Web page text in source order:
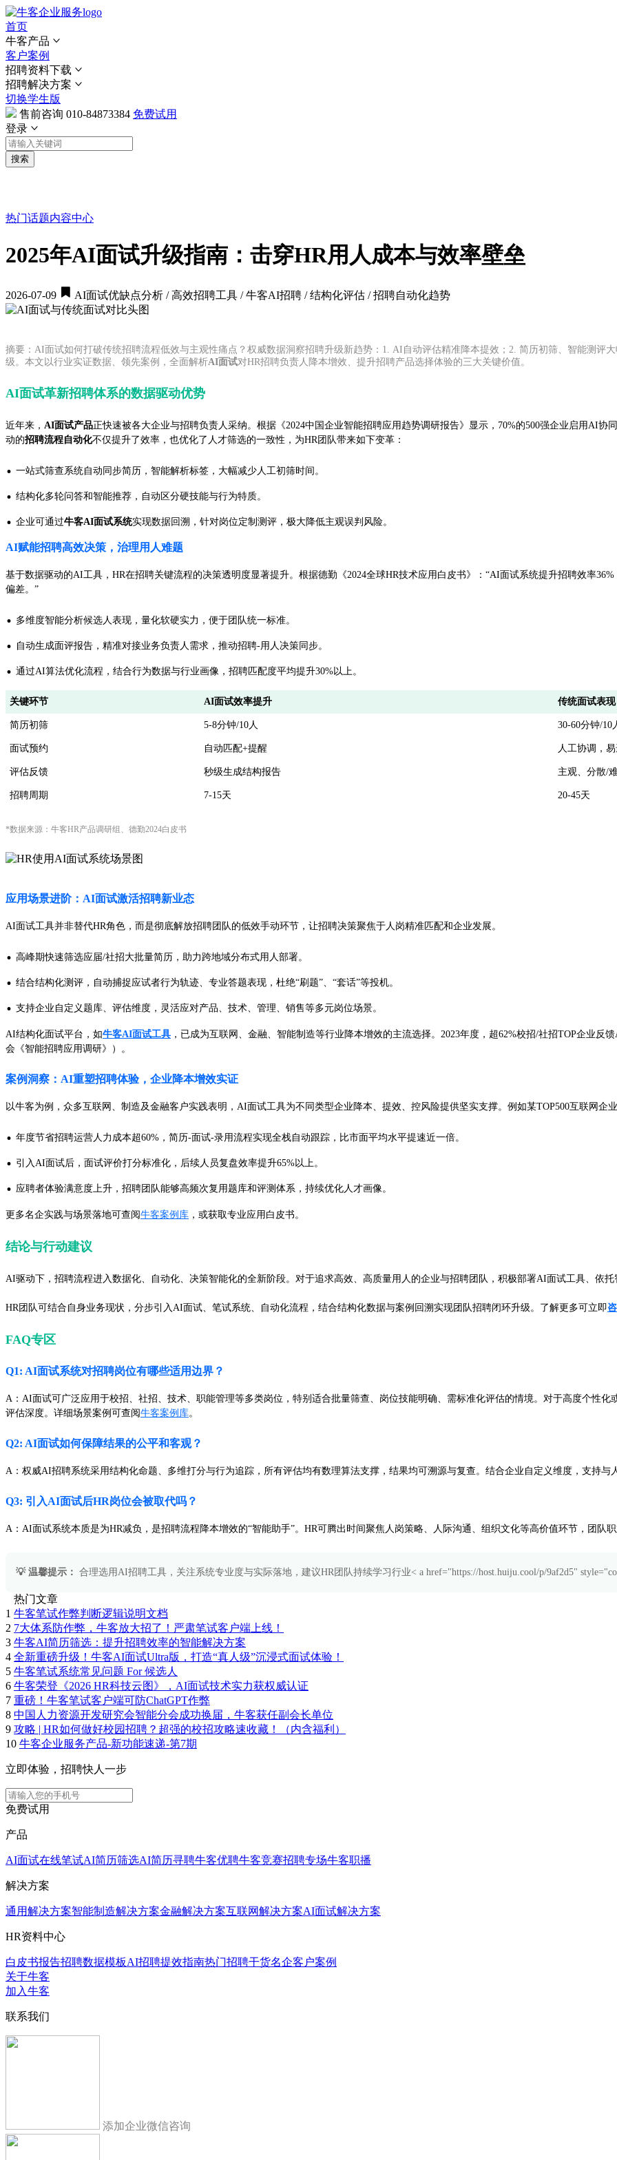
首页
牛客产品
客户案例
招聘资料下载
招聘解决方案
切换学生版
售前咨询 010-84873384 免费试用
登录
搜索
热门话题内容中心
2025年AI面试升级指南：击穿HR用人成本与效率壁垒
2026-07-09 AI面试优缺点分析 / 高效招聘工具 / 牛客AI招聘 / 结构化评估 / 招聘自动化趋势
摘要：AI面试如何打破传统招聘流程低效与主观性痛点？权威数据洞察招聘升级新趋势：1. AI自动评估精准降本提效；2. 简历初筛、智能测评
级。本文以行业实证数据、领先案例，全面解析AI面试对HR招聘负责人降本增效、提升招聘产品选择体验的三大关键价值。
AI面试革新招聘体系的数据驱动优势
近年来， AI面试产品正快速被各大企业与招聘负责人采纳。根据《2024中国企业智能招聘应用趋势调研报告》显示，70%的500强企业启用AI协
动的招聘流程自动化不仅提升了效率，也优化了人才筛选的一致性，为HR团队带来如下变革：
· 一站式筛查系统自动同步简历，智能解析标签，大幅减少人工初筛时间。
· 结构化多轮问答和智能推荐，自动区分硬技能与行为特质。
· 企业可通过牛客AI面试系统实现数据回溯，针对岗位定制测评，极大降低主观误判风险。
AI赋能招聘高效决策，治理用人难题
基于数据驱动的AI工具，HR在招聘关键流程的决策透明度显著提升。根据德勤《2024全球HR技术应用白皮书》：“AI面试系统提升招聘效率
偏差。”
· 多维度智能分析候选人表现，量化软硬实力，便于团队统一标准。
· 自动生成面评报告，精准对接业务负责人需求，推动招聘-用人决策同步。
· 通过AI算法优化流程，结合行为数据与行业画像，招聘匹配度平均提升30%以上。
关键环节 AI面试效率提升 传统面试表现
简历初筛 5-8分钟/10人 30-60分钟/10
面试预约 自动匹配+提醒 人工协调，
评估反馈 秒级生成结构报告 主观、分散/
招聘周期 7-15天 20-45天
*数据来源：牛客HR产品调研组、德勤2024白皮书
应用场景进阶：AI面试激活招聘新业态
AI面试工具并非替代HR角色，而是彻底解放招聘团队的低效手动环节，让招聘决策聚焦于人岗精准匹配和企业发展。
· 高峰期快速筛选应届/社招大批量简历，助力跨地域分布式用人部署。
· 结合结构化测评，自动捕捉应试者行为轨迹、专业答题表现，杜绝“刷题”、“套话”等投机。
· 支持企业自定义题库、评估维度，灵活应对产品、技术、管理、销售等多元岗位场景。
AI结构化面试平台，如牛客AI面试工具 ，已成为互联网、金融、智能制造等行业降本增效的主流选择。2023年度，超62%校招/社招TOP企业
会《智能招聘应用调研》）。
案例洞察：AI重塑招聘体验，企业降本增效实证
以牛客为例，众多互联网、制造及金融客户实践表明，AI面试工具为不同类型企业降本、提效、控风险提供坚实支撑。例如某TOP500互联网企业
· 年度节省招聘运营人力成本超60%，简历-面试-录用流程实现全栈自动跟踪，比市面平均水平提速近一倍。
· 引入AI面试后，面试评价打分标准化，后续人员复盘效率提升65%以上。
· 应聘者体验满意度上升，招聘团队能够高频次复用题库和评测体系，持续优化人才画像。
更多名企实践与场景落地可查阅牛客案例库 ，或获取专业应用白皮书。
结论与行动建议
AI驱动下，招聘流程进入数据化、自动化、决策智能化的全新阶段。对于追求高效、高质量用人的企业与招聘团队，积极部署AI面试工具、依
HR团队可结合自身业务现状，分步引入AI面试、笔试系统、自动化流程，结合结构化数据与案例回溯实现团队招聘闭环升级。了解更多可立即
FAQ专区
Q1: AI面试系统对招聘岗位有哪些适用边界？
A：AI面试可广泛应用于校招、社招、技术、职能管理等多类岗位，特别适合批量筛查、岗位技能明确、需标准化评估的情境。对于高度个性
评估深度。详细场景案例可查阅牛客案例库。
Q2: AI面试如何保障结果的公平和客观？
A：权威AI招聘系统采用结构化命题、多维打分与行为追踪，所有评估均有数理算法支撑，结果均可溯源与复查。结合企业自定义维度，支持与
Q3: 引入AI面试后HR岗位会被取代吗？
A：AI面试系统本质是为HR减负，是招聘流程降本增效的“智能助手”。HR可腾出时间聚焦人岗策略、人际沟通、组织文化等高价值环节，团队
💡 温馨提示： 合理选用AI招聘工具，关注系统专业度与实际落地，建议HR团队持续学习行业< a href="https://host.huiju.cool/p/9af2d5"
热门文章
1 牛客笔试作弊判断逻辑说明文档
2 7大体系防作弊，牛客放大招了！严肃笔试客户端上线！
3 牛客AI简历筛选：提升招聘效率的智能解决方案
4 全新重磅升级！牛客AI面试Ultra版，打造“真人级”沉浸式面试体验！
5 牛客笔试系统常见问题 For 候选人
6 牛客荣登《2026 HR科技云图》，AI面试技术实力获权威认证
7 重磅！牛客笔试客户端可防ChatGPT作弊
8 中国人力资源开发研究会智能分会成功换届，牛客获任副会长单位
9 攻略 | HR如何做好校园招聘？超强的校招攻略速收藏！（内含福利）
10 牛客企业服务产品-新功能速递-第7期
立即体验，招聘快人一步
免费试用
产品
AI面试在线笔试AI简历筛选AI简历寻聘牛客优聘牛客竞赛招聘专场牛客职播
解决方案
通用解决方案智能制造解决方案金融解决方案互联网解决方案AI面试解决方案
HR资料中心
白皮书报告招聘数据模板AI招聘提效指南热门招聘干货名企客户案例
关于牛客
加入牛客
联系我们
添加企业微信咨询